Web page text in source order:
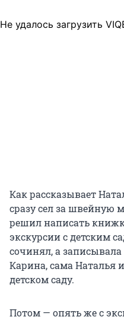
Не удалось загрузить
Как рассказывает
сразу сел за швейную
решил написать
экскурсии с детским
сочинял, а записывала
Карина, сама Наталья
детском саду.
Потом — опять же с